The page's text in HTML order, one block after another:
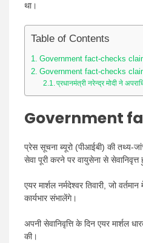
था।
Table of Contents
Government fact-checks
Government fact-checks
प्रधानमंत्री नरेन्द्र मोदी ने
Government
प्रेस सूचना ब्यूरो (पीआईबी) की तथ्य-
सेवा पूरी करने पर वायुसेना से सेवानिवृत्त
एयर मार्शल नर्मदेश्वर तिवारी, जो
कार्यभार संभालेंगे।
अपनी सेवानिवृत्ति के दिन एयर मार्शल
की।